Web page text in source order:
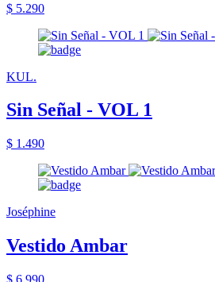
$ 5.290
KUL.
Sin Señal - VOL 1
$ 1.490
Joséphine
Vestido Ambar